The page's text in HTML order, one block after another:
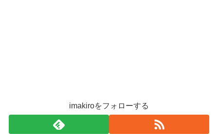
imakiroをフォローする